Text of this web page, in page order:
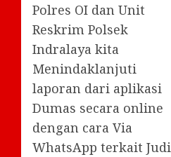
Polres OI dan Unit
Reskrim Polsek
Indralaya kita
Menindaklanjuti
laporan dari aplikasi
Dumas secara online
dengan cara Via
WhatsApp terkait Judi